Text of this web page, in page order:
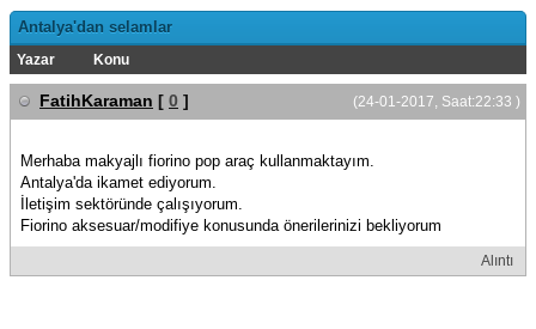
Antalya'dan selamlar
Yazar Konu
(24-01-2017, Saat:22:33 )
FatihKaraman [ 0 ]
Merhaba makyajlı fiorino pop araç kullanmaktayım.
Antalya'da ikamet ediyorum.
İletişim sektöründe çalışıyorum.
Fiorino aksesuar/modifiye konusunda önerilerinizi bekliyorum
Alıntı